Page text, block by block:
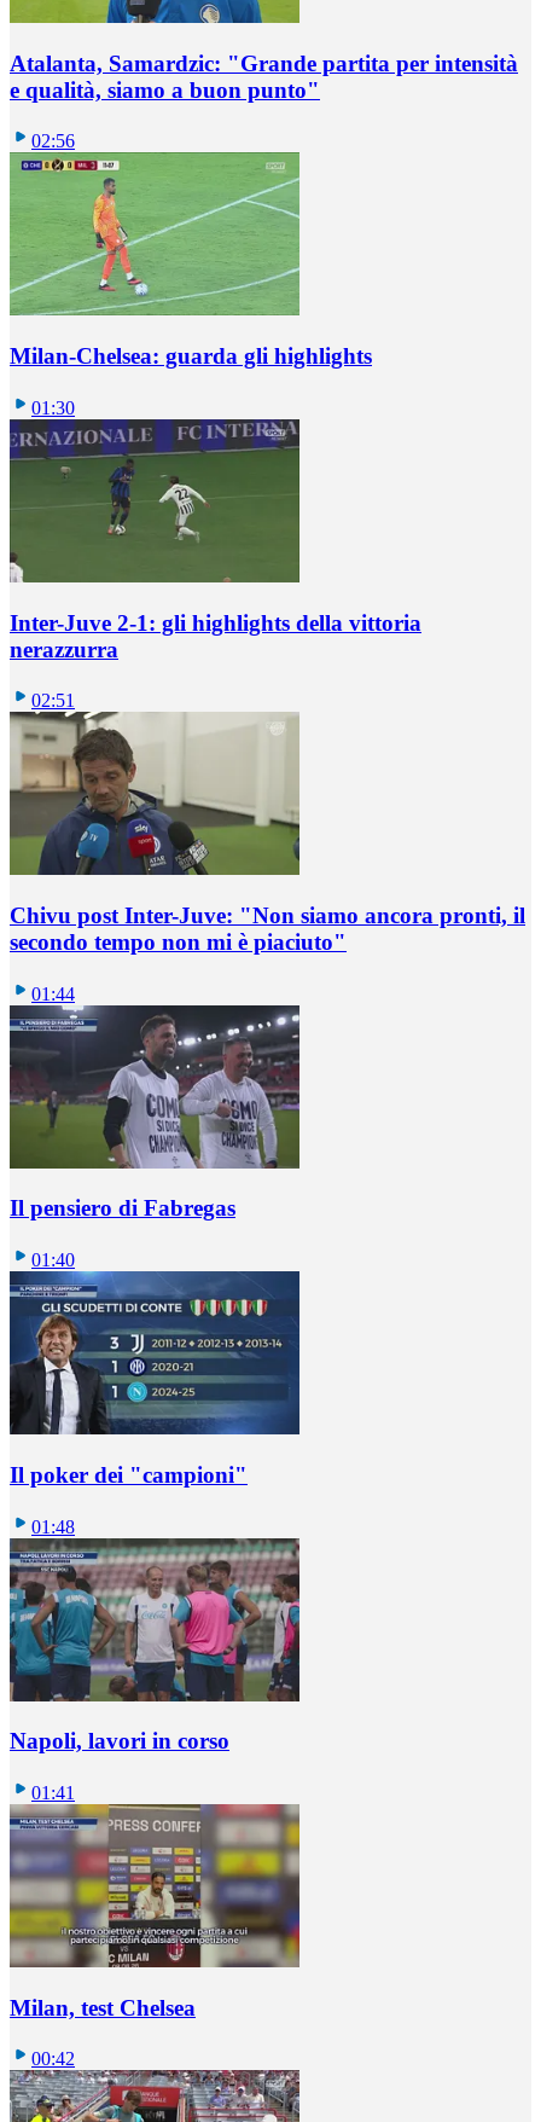
Atalanta, Samardzic: "Grande partita per intensità
e qualità, siamo a buon punto"
02:56
Milan-Chelsea: guarda gli highlights
01:30
Inter-Juve 2-1: gli highlights della vittoria
nerazzurra
02:51
Chivu post Inter-Juve: "Non siamo ancora pronti, il
secondo tempo non mi è piaciuto"
01:44
Il pensiero di Fabregas
01:40
Il poker dei "campioni"
01:48
Napoli, lavori in corso
01:41
Milan, test Chelsea
00:42